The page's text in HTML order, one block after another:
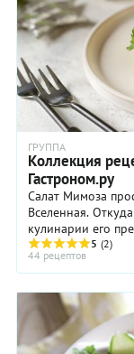
ГРУППА
Коллекция
Гастроном.ру
Салат Мимоза
Вселенная.
кулинарии его
неослабевающим
5 (2)
44 рецептов